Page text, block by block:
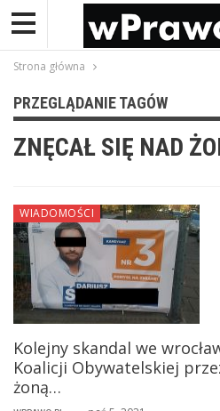
Strona główna
PRZEGLĄDANIE TAGÓW
ZNĘCAŁ SIĘ NAD
WIADOMOŚCI
Kolejny skandal we
Koalicji Obywatelskiej
żoną…